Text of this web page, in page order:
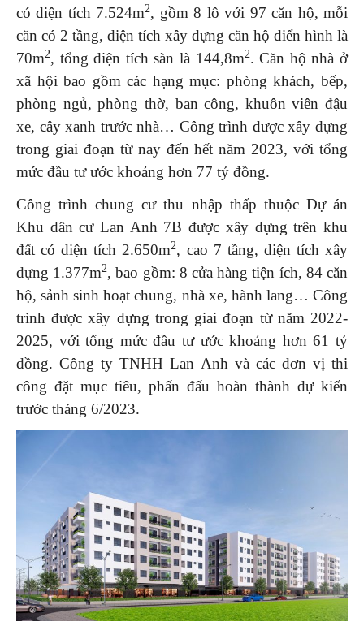
có diện tích 7.524m2, gồm 8 lô với 97 căn hộ, mỗi
căn có 2 tầng, diện tích xây dựng căn hộ điển hình là
70m2, tổng diện tích sàn là 144,8m2. Căn hộ nhà ở
xã hội bao gồm các hạng mục: phòng khách, bếp,
phòng ngủ, phòng thờ, ban công, khuôn viên đậu
xe, cây xanh trước nhà… Công trình được xây dựng
trong giai đoạn từ nay đến hết năm 2023, với tổng
mức đầu tư ước khoảng hơn 77 tỷ đồng.
Công trình chung cư thu nhập thấp thuộc Dự án
Khu dân cư Lan Anh 7B được xây dựng trên khu
đất có diện tích 2.650m2, cao 7 tầng, diện tích xây
dựng 1.377m2, bao gồm: 8 cửa hàng tiện ích, 84 căn
hộ, sảnh sinh hoạt chung, nhà xe, hành lang… Công
trình được xây dựng trong giai đoạn từ năm 2022-
2025, với tổng mức đầu tư ước khoảng hơn 61 tỷ
đồng. Công ty TNHH Lan Anh và các đơn vị thi
công đặt mục tiêu, phấn đấu hoàn thành dự kiến
trước tháng 6/2023.